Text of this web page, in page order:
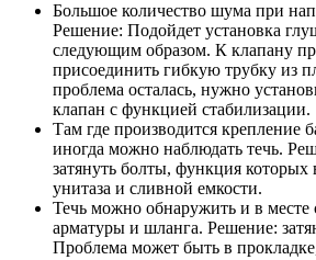
Большое количество шума при
Решение: Подойдет установка
следующим образом. К клапану
присоединить гибкую трубку из
проблема осталась, нужно
клапан с функцией стабилизации.
Там где производится крепление
иногда можно наблюдать течь.
затянуть болты, функция которых
унитаза и сливной емкости.
Течь можно обнаружить и в месте
арматуры и шланга. Решение:
Проблема может быть в